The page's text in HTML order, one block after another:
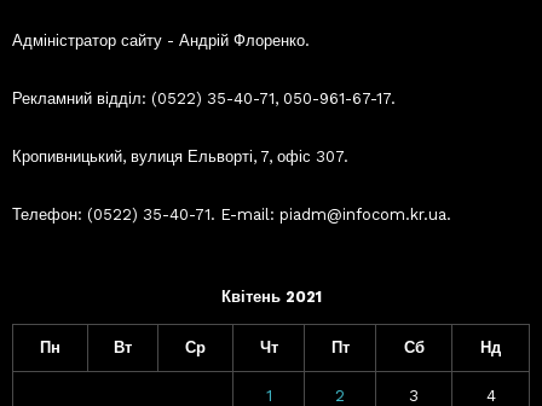
Адміністратор сайту - Андрій Флоренко.
Рекламний відділ: (0522) 35-40-71, 050-961-67-17.
Кропивницький, вулиця Ельворті, 7, офіс 307.
Телефон: (0522) 35-40-71. E-mail: piadm@infocom.kr.ua.
Квітень 2021
Пн Вт Ср Чт Пт Сб Нд
1 2 3 4